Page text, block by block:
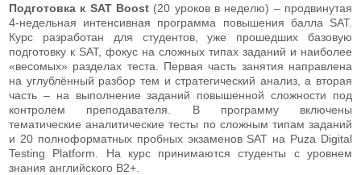
Подготовка к SAT Boost (20 уроков в неделю) – продвинутая
4-недельная интенсивная программа повышения балла SAT.
Курс разработан для студентов, уже прошедших базовую
подготовку к SAT, фокус на сложных типах заданий и наиболее
«весомых» разделах теста. Первая часть занятия направлена
на углублённый разбор тем и стратегический анализ, а вторая
часть – на выполнение заданий повышенной сложности под
контролем преподавателя. В программу включены
тематические аналитические тесты по сложным типам заданий
и 20 полноформатных пробных экзаменов SAT на Puza Digital
Testing Platform. На курс принимаются студенты с уровнем
знания английского В2+.